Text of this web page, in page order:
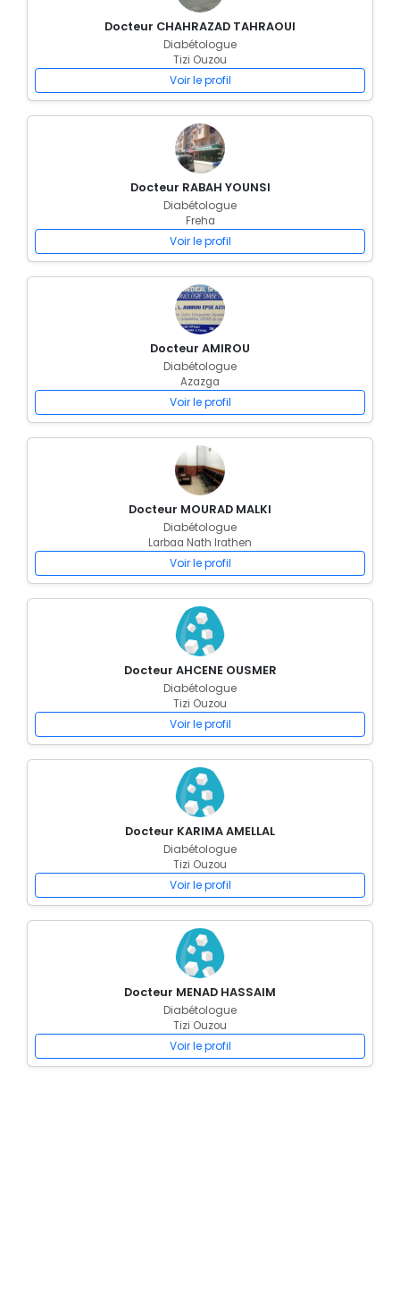
Docteur CHAHRAZAD TAHRAOUI
Diabétologue
Tizi Ouzou
Voir le profil
Docteur RABAH YOUNSI
Diabétologue
Freha
Voir le profil
Docteur AMIROU
Diabétologue
Azazga
Voir le profil
Docteur MOURAD MALKI
Diabétologue
Larbaa Nath Irathen
Voir le profil
Docteur AHCENE OUSMER
Diabétologue
Tizi Ouzou
Voir le profil
Docteur KARIMA AMELLAL
Diabétologue
Tizi Ouzou
Voir le profil
Docteur MENAD HASSAIM
Diabétologue
Tizi Ouzou
Voir le profil